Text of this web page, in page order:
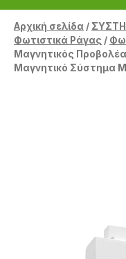
Αρχική σελίδα/
Φωτιστικά Ράγας /
Μαγνητικός
Μαγνητικό Σύστημα